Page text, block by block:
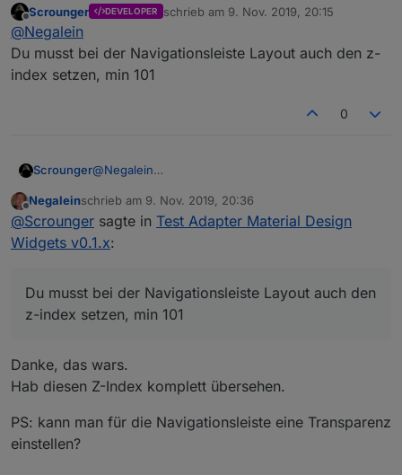
Ja
Offline
Scrounger DEVELOPER schrieb am 9. Nov. 2019, 20:15
zuletzt editiert von
@Negalein
Du musst bei der Navigationsleiste Layout auch den z-
index setzen, min 101
0
Scrounger@Negalein
z-index setzen, min 101
Offline
Negaleinschrieb am 9. Nov. 2019, 20:36
zuletzt editiert von
@Scrounger sagte in Test Adapter Material Design
Widgets v0.1.x:
Du musst bei der Navigationsleiste Layout auch den
z-index setzen, min 101
Danke, das wars.
Hab diesen Z-Index komplett übersehen.
PS: kann man für die Navigationsleiste eine Transparenz
einstellen?